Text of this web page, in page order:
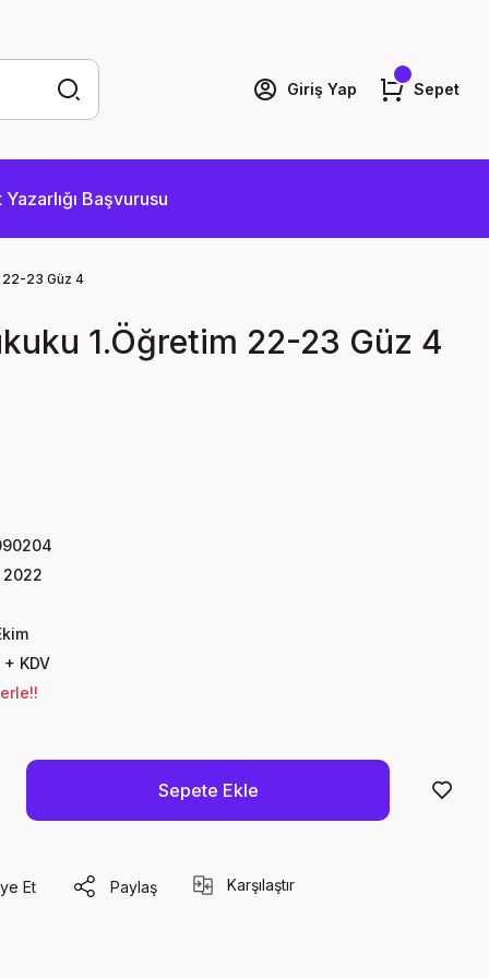
Giriş Yap Sepet
Yazarlığı Başvurusu
22-23 Güz 4
1.Öğretim 22-23 Güz 4
2022
KDV
Sepete Ekle
Et Paylaş Karşılaştır